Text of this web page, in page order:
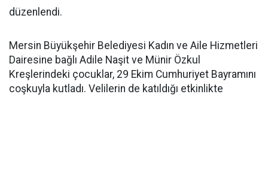
düzenlendi.
Mersin Büyükşehir Belediyesi Kadın ve Aile Hizmetleri
Dairesine bağlı Adile Naşit ve Münir Özkul
Kreşlerindeki çocuklar, 29 Ekim Cumhuriyet Bayramını
coşkuyla kutladı. Velilerin de katıldığı etkinlikte